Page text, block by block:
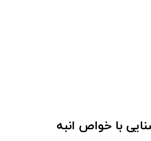
با خواص انبه